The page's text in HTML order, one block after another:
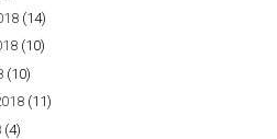
(14)
(10)
(10)
(11)
(4)